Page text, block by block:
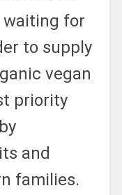
waiting for
to supply
vegan
priority
and
families.